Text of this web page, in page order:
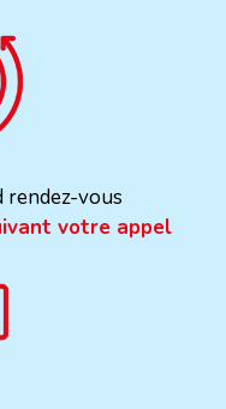
rendez-vous
votre appel